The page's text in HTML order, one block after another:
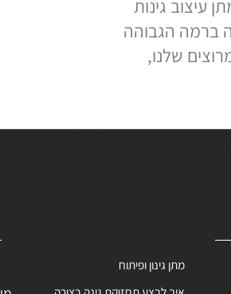
גינות
הגבוהה
שלנו,